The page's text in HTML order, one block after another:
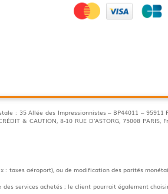
: 35 Allée des Impressionnistes – BP44011 – 95911
& CAUTION, 8-10 RUE D'ASTORG, 75008 PARIS,
: taxes aéroport), ou de modification des parités
services achetés ; le client pourrait également